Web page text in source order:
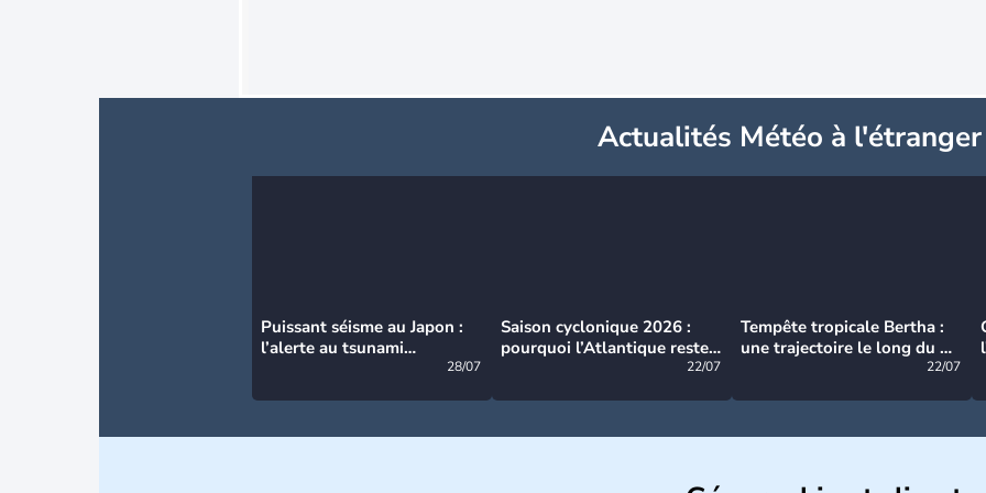
Actualités Météo à l'étranger
Puissant séisme au Japon :
l’alerte au tsunami
28/07
Saison cyclonique 2026 :
pourquoi l’Atlantique reste
22/07
Tempête tropicale Bertha :
une trajectoire le long du du
22/07